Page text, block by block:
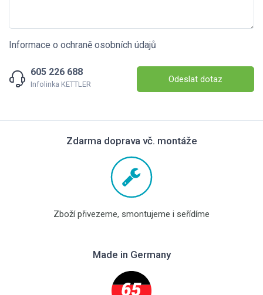
Informace o ochraně osobních údajů
605 226 688
Infolinka KETTLER Odeslat dotaz
Zdarma doprava vč. montáže
Zboží přivezeme, smontujeme i seřídíme
Made in Germany